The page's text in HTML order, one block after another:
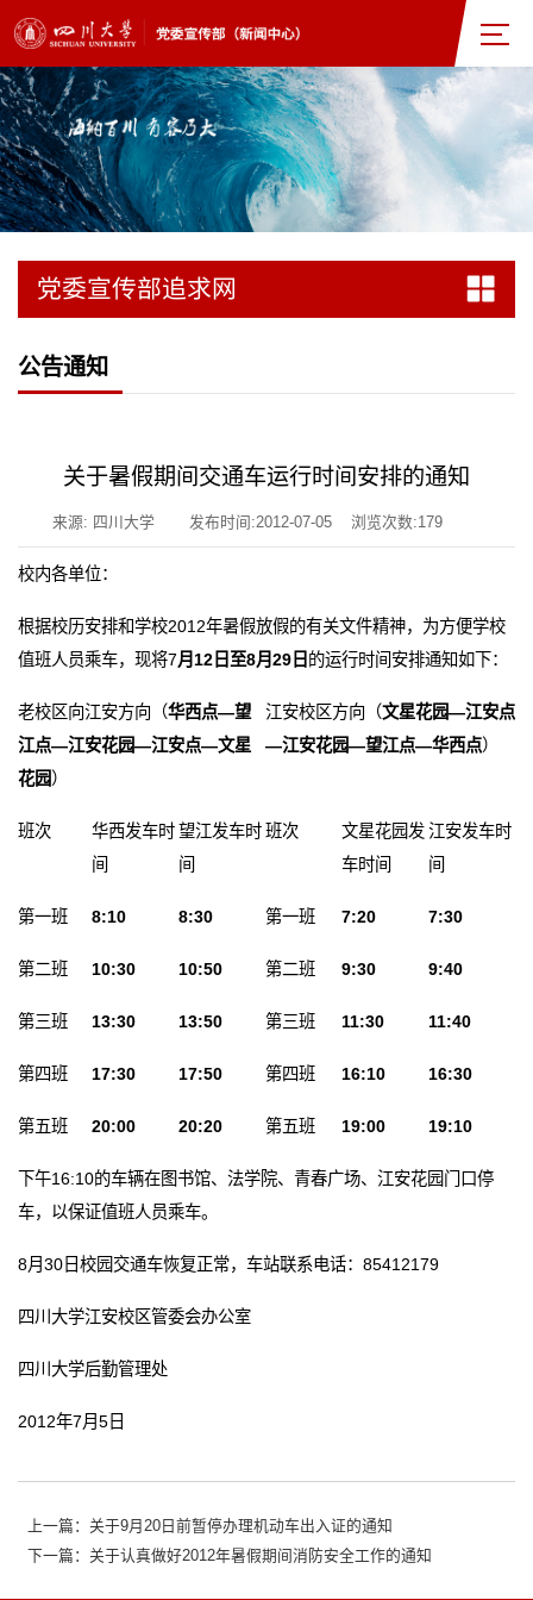
党委宣传部追求网
公告通知
关于暑假期间交通车运行时间安排的通知
来源: 四川大学 发布时间:2012-07-05 浏览次数:179
校内各单位：
根据校历安排和学校2012年暑假放假的有关文件精神，为方便学校
值班人员乘车，现将7月 12 日至8月29日 的运行时间安排通知如下：
老校区向江安方向（华西点—望
江点—江安花园—江安点—文星
花园）
江安校区方向（文星花园—江安点
—江安花园—望江点—华西点）
班次
华西发车时
间
望江发车时
间
班次
文星花园发
车时间
江安发车时
间
第一班 8:10 8:30 第一班 7:20 7:30
第二班 10:30 10:50 第二班 9:30 9:40
第三班 13:30 13:50 第三班 11:30 11:40
第四班 17:30 17:50 第四班 16:10 16:30
第五班 20:00 20:20 第五班 19:00 19:10
下午16:10的车辆在图书馆、法学院、青春广场、江安花园门口停
车，以保证值班人员乘车。
8月30日校园交通车恢复正常，车站联系电话：85412179
四川大学江安校区管委会办公室
四川大学后勤管理处
2012年7月5日
上一篇：关于9月20日前暂停办理机动车出入证的通知
下一篇：关于认真做好2012年暑假期间消防安全工作的通知